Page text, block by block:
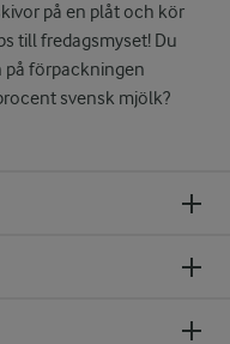
på en plåt och kör
till fredagsmyset! Du
förpackningen
svensk mjölk?